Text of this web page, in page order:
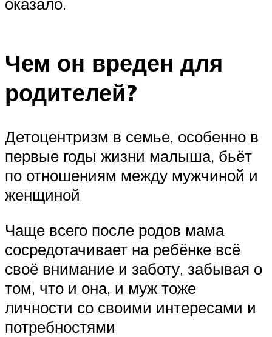
Чем он вреден для
родителей?
Детоцентризм в семье, особенно в
первые годы жизни малыша, бьёт
по отношениям между мужчиной и
женщиной
Чаще всего после родов мама
сосредотачивает на ребёнке всё
своё внимание и заботу, забывая о
том, что и она, и муж тоже
личности со своими интересами и
потребностями